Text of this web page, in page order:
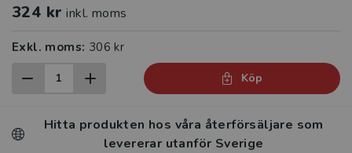
324 kr inkl. moms
Exkl. moms: 306 kr
Köp
Hitta produkten hos våra återförsäljare som
levererar utanför Sverige